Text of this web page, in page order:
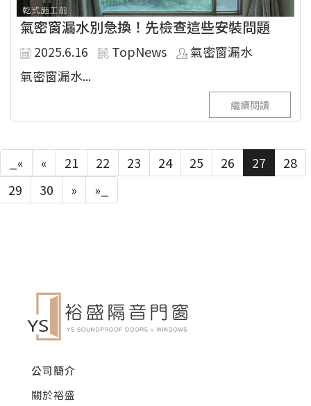
氣密窗漏水別急換！先檢查這些安裝問題
2025.6.16 TopNews
氣密窗漏水
氣密窗漏水...
繼續閱讀
_« « 21 22 23 24 25 26 27
28
29
30 » »_
公司簡介
關於裕盛